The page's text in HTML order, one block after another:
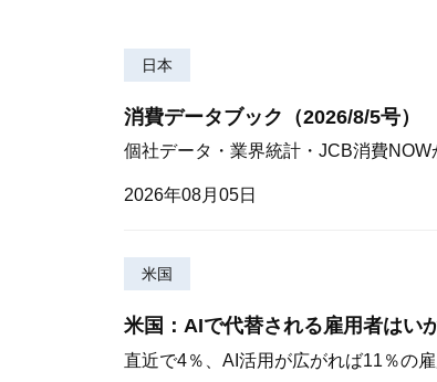
日本
消費データブック（2026/8/5号）
個社データ・業界統計・JCB消費NOW
2026年08月05日
米国
米国：AIで代替される雇用者はい
直近で4％、AI活用が広がれば11％の